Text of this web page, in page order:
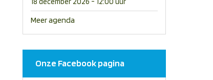
Meer agenda
Onze Facebook pagina